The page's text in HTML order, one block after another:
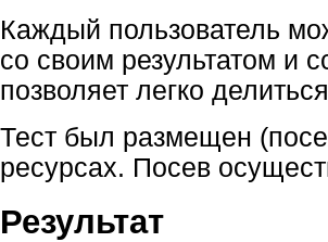
Каждый пользователь
со своим результатом и
позволяет легко
Тест был размещен
ресурсах. Посев
Результат